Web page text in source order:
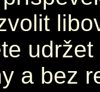
a bez